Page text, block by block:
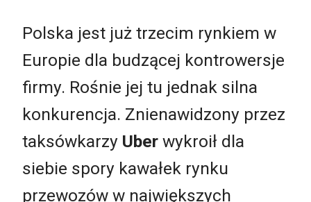
Polska jest już trzecim rynkiem w
Europie dla budzącej kontrowersje
firmy. Rośnie jej tu jednak silna
konkurencja. Znienawidzony przez
taksówkarzy Uber wykroił dla
siebie spory kawałek rynku
przewozów w największych